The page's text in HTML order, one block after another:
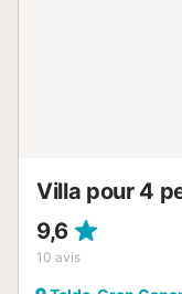
Villa pour 4
9,6
10 avis